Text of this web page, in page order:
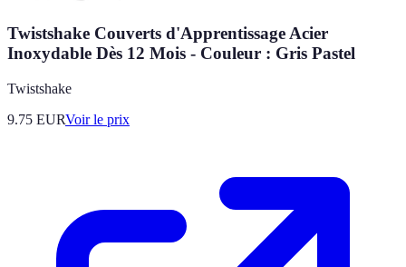
Twistshake Couverts d'Apprentissage Acier
Inoxydable Dès 12 Mois - Couleur : Gris Pastel
Twistshake
9.75 EURVoir le prix